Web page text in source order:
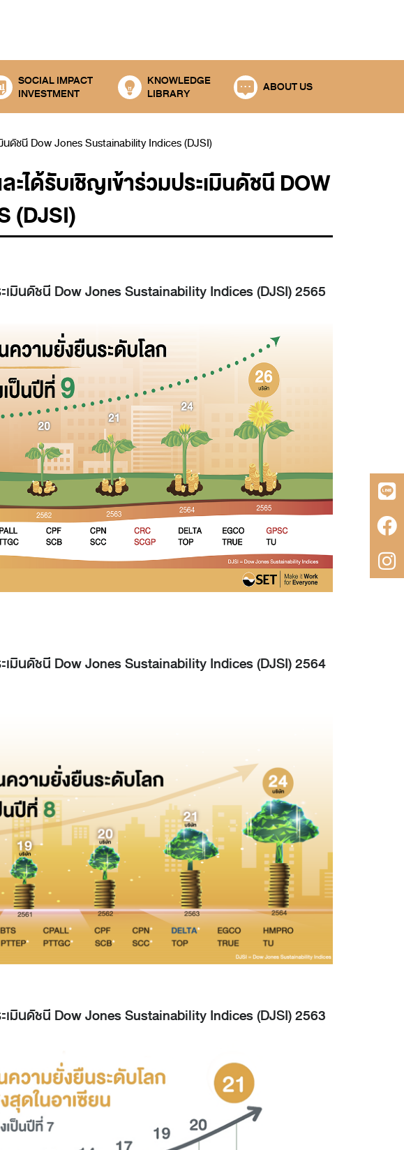
SOCIAL IMPACT
INVESTMENT
KNOWLEDGE
LIBRARY
ABOUT US
นดัชนี Dow Jones Sustainability Indices (DJSI)
ได้รับเชิญเข้าร่วมประเมินดัชนี DOW
(DJSI)
มินดัชนี Dow Jones Sustainability Indices (DJSI) 2565
มินดัชนี Dow Jones Sustainability Indices (DJSI) 2564
มินดัชนี Dow Jones Sustainability Indices (DJSI) 2563